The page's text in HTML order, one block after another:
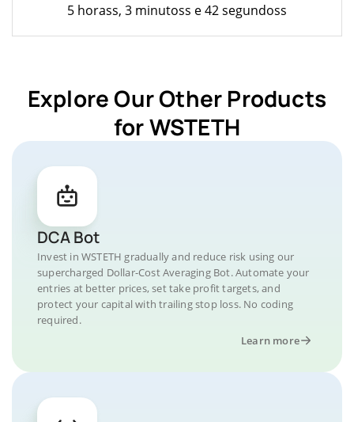
5 horass, 3 minutoss e 42 segundoss
Explore Our Other Products
for WSTETH
DCA Bot
Invest in WSTETH gradually and reduce risk using our
supercharged Dollar-Cost Averaging Bot. Automate your
entries at better prices, set take profit targets, and
protect your capital with trailing stop loss. No coding
required.
Learn more